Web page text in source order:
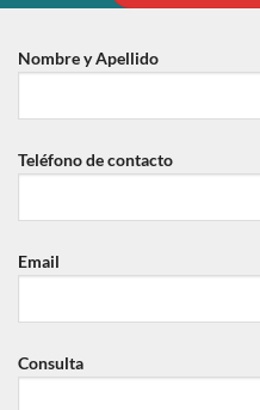
Nombre y Apellido
Teléfono de contacto
Email
Consulta